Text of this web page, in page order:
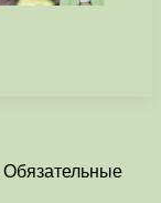
Обязательные